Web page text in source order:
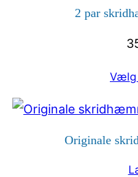
2 par
Vælg
Originale